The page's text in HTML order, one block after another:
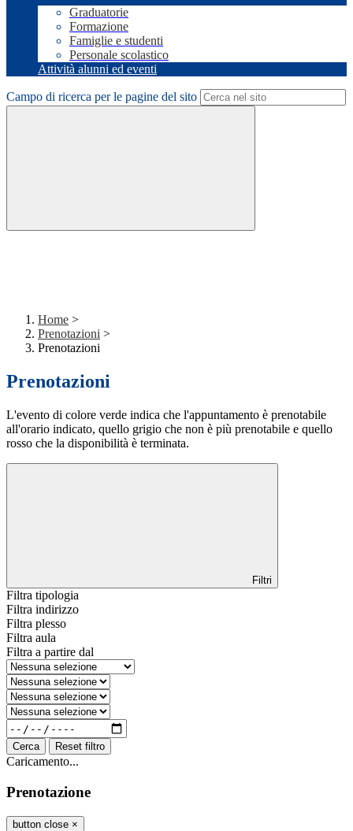
Graduatorie
Formazione
Famiglie e studenti
Personale scolastico
Attività alunni ed eventi
Campo di ricerca per le pagine del sito
Home >
Prenotazioni >
Prenotazioni
Prenotazioni
L'evento di colore verde indica che l'appuntamento è prenotabile
all'orario indicato, quello grigio che non è più prenotabile e quello
rosso che la disponibilità è terminata.
Filtri
Filtra tipologia
Filtra indirizzo
Filtra plesso
Filtra aula
Filtra a partire dal
Cerca Reset filtro
Caricamento...
Prenotazione
button close ×